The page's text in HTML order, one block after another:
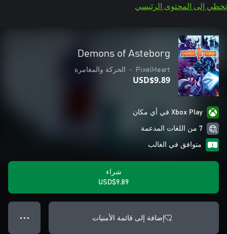
تخطي إلى المحتوى الرئيسي
Demons of Asteborg
PixelHeart
• الحركة والمغامرة
USD$9.89
Xbox Play في أي مكان
7 من اللغات المدعمة
متوافق في الغالب
شراء
USD$9.89
إضافة إلى قائمة الأمنيات ● ● ●